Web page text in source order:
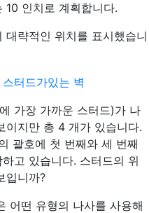
10 인치로 계획합니다.
대략적인 위치를 표시했습니
가장 가까운 스터드)가 나
이지만 총 4 개가 있습니다.
괄호에 첫 번째와 세 번째
고 있습니다. 스터드의 위
입니까?
어떤 유형의 나사를 사용해